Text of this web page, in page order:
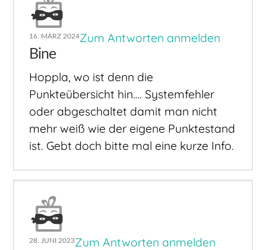
16. MÄRZ 2024Zum Antworten anmelden
Bine
Hoppla, wo ist denn die
Punkteübersicht hin…. Systemfehler
oder abgeschaltet damit man nicht
mehr weiß wie der eigene Punktestand
ist. Gebt doch bitte mal eine kurze Info.
28. JUNI 2023Zum Antworten anmelden